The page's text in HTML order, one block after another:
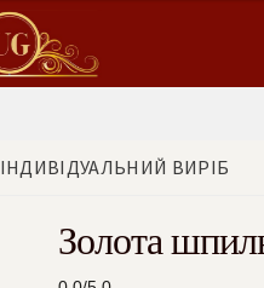
ІНДИВІДУАЛЬНИЙ ВИРІБ
Золота